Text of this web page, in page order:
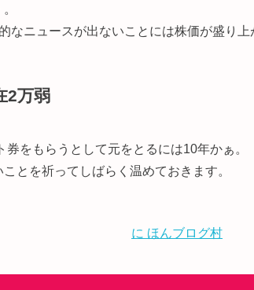
なニュースが出ないことには株価が盛り上
2万弱
をもらうとして元をとるには10年かぁ。
とを祈ってしばらく温めておきます。
に ほんブログ村